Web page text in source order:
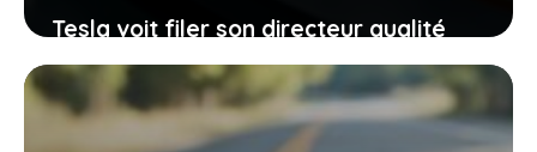
Tesla voit filer son directeur qualité
vers stellantis : un changement qui
pourrait influencer vos futurs